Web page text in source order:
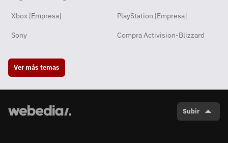
Xbox [Empresa] PlayStation [Empresa]
Sony Compra Activision-Blizzard
Ver más temas
Subir